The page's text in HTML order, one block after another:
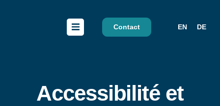
Contact EN DE
Accessibilité et